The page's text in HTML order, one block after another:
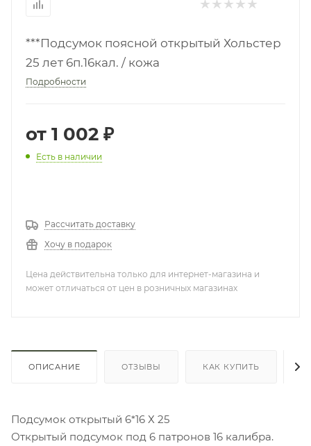
***Подсумок поясной открытый Хольстер
25 лет 6п.16кал. / кожа
Подробности
от 1 002 ₽
Есть в наличии
Рассчитать доставку
Хочу в подарок
Цена действительна только для интернет-магазина и
может отличаться от цен в розничных магазинах
ОПИСАНИЕ ОТЗЫВЫ КАК КУПИТЬ
Подсумок открытый 6*16 Х 25
Открытый подсумок под 6 патронов 16 калибра.